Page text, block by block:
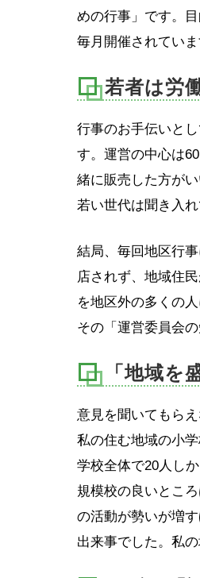
めの行事」です。
毎月開催されていま
若者は労
行事のお手伝いと
す。運営の中心は
緒に販売した方が
若い世代は聞き入
結局、毎回地区行
店されず、地域住
を地区外の多くの
その「運営委員会
「地域を
意見を聞いてもら
私の住む地域の小
学校全体で20人し
規模校の良いとこ
の活動が勢いが増
出来事でした。私